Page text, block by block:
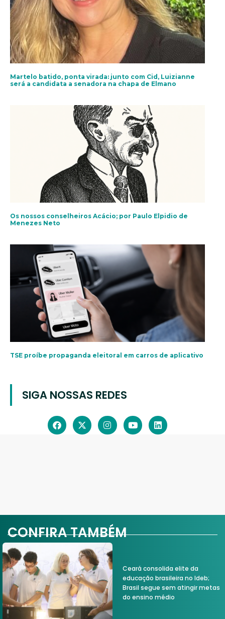
Martelo batido, ponta virada: junto com Cid, Luizianne
será a candidata a senadora na chapa de Elmano
Os nossos conselheiros Acácio; por Paulo Elpidio de
Menezes Neto
TSE proíbe propaganda eleitoral em carros de aplicativo
SIGA NOSSAS REDES
CONFIRA TAMBÉM
Ceará consolida elite da
educação brasileira no Ideb;
Brasil segue sem atingir metas
do ensino médio